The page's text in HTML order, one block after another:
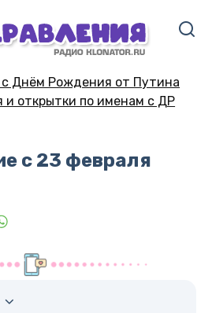
Днём Рождения от Путина
и открытки по именам с ДР
с 23 февраля